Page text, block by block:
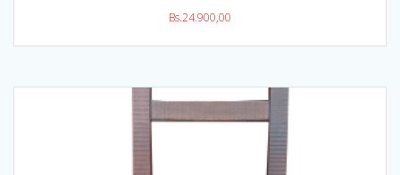
Bs.24.900,00